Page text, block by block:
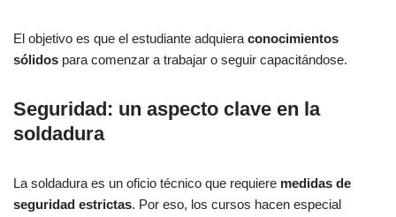
El objetivo es que el estudiante adquiera conocimientos
sólidos para comenzar a trabajar o seguir capacitándose.
Seguridad: un aspecto clave en la
soldadura
La soldadura es un oficio técnico que requiere medidas de
seguridad estrictas. Por eso, los cursos hacen especial